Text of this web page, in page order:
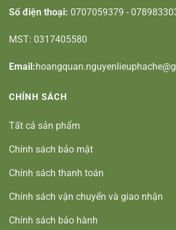
Số điện thoại: 0707059379 -
MST: 0317405580
Email:
CHÍNH SÁCH
Tất cả sản phẩm
Chính sách bảo mật
Chính sách thanh toán
Chính sách vận chuyển và giao nhận
Chính sách bảo hành